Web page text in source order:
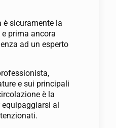
è sicuramente la
prima ancora
ad un esperto
e sui principali
è la
al